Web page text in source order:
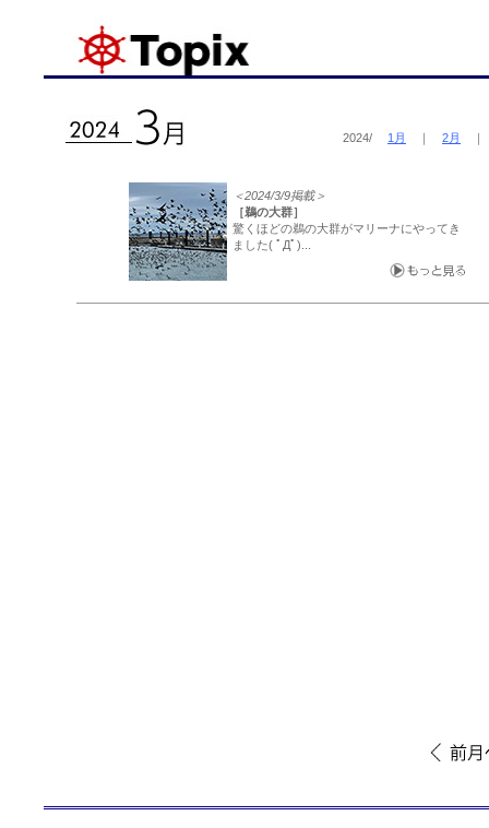
2024/ 1月 ｜ 2月
＜2024/3/9掲載＞
［鵜の大群］
驚くほどの鵜の大群がマリーナにやってき
ました( ﾟДﾟ)...